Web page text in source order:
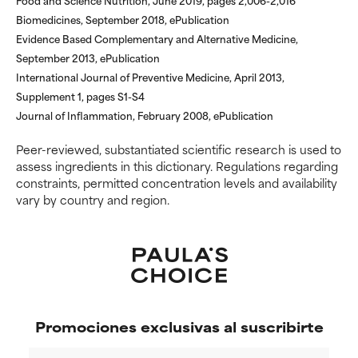
Biomedicines, September 2018, ePublication
Evidence Based Complementary and Alternative Medicine,
September 2013, ePublication
International Journal of Preventive Medicine, April 2013,
Supplement 1, pages S1-S4
Journal of Inflammation, February 2008, ePublication
Peer-reviewed, substantiated scientific research is used to
assess ingredients in this dictionary. Regulations regarding
constraints, permitted concentration levels and availability
vary by country and region.
respaldo científico.
POCO
RECOMENDABLE
Aunque puede ofrecer algunos
beneficios se recomienda
causar irritación, especialmente
si se combina con otros
ingredientes problemáticos.
Ha demostrado provocar
efectos adversos como
irritación, inflamación o
o junto con otros ingredientes
respaldo científico.
POCO
RECOMENDABLE
Aunque puede ofrecer algunos
beneficios se recomienda
causar irritación, especialmente
si se combina con otros
ingredientes problemáticos.
Ha demostrado provocar
efectos adversos como
irritación, inflamación o
o junto con otros ingredientes
Promociones exclusivas al suscribirte